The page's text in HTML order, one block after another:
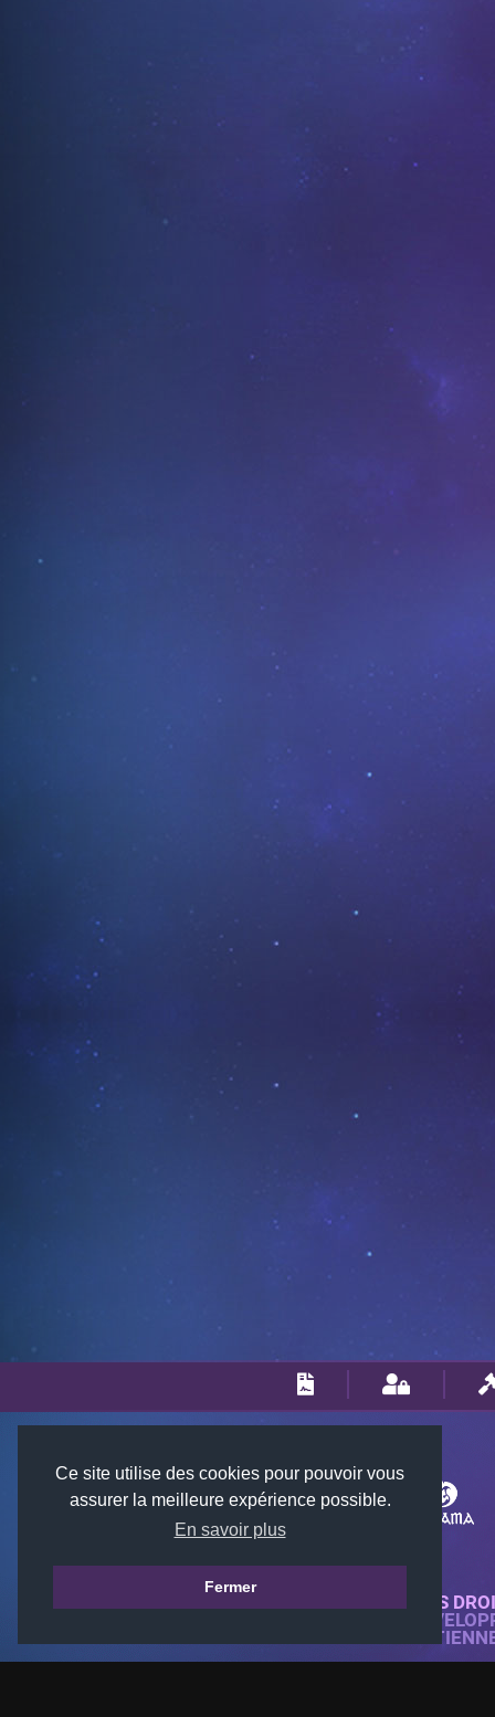
Ce site utilise des cookies pour pouvoir vous
assurer la meilleure expérience possible.
En savoir plus
Fermer
© 2018-2026 KTARENA. TOUS
SITE WEB ENTIÈREMENT
TOUTES LES IMAGES